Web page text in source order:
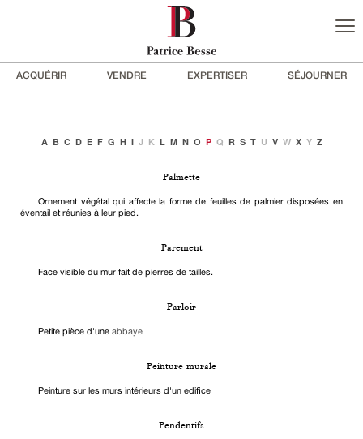
ACQUÉRIR VENDRE EXPERTISER SÉJOURNER
A B C D E F G H I J K L M N O P Q R S T U V W X Y Z
Palmette
Ornement végétal qui affecte la forme de feuilles de palmier disposées en
éventail et réunies à leur pied.
Parement
Face visible du mur fait de pierres de tailles.
Parloir
Petite pièce d'une abbaye
Peinture murale
Peinture sur les murs intérieurs d'un edifice
Pendentifs